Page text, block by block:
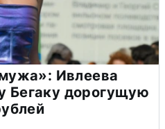
Ивлеева
Бегаку дорогущую